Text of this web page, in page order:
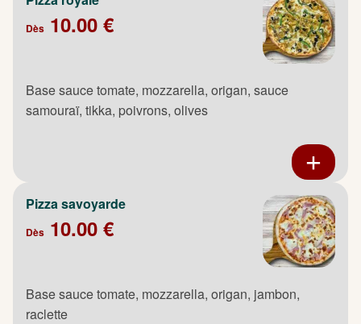
Dès 10.00 €
Base sauce tomate, mozzarella, origan, sauce
samouraï, tikka, poivrons, olives
Pizza savoyarde
Dès 10.00 €
Base sauce tomate, mozzarella, origan, jambon,
raclette